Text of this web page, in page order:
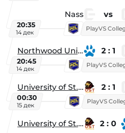
Nass vs
20:35
14 дек
Northwood University 2 : 1
20:45
14 дек
University of St. Thomas 2 : 1
00:30
15 дек
University of St. Thomas 2 : 0